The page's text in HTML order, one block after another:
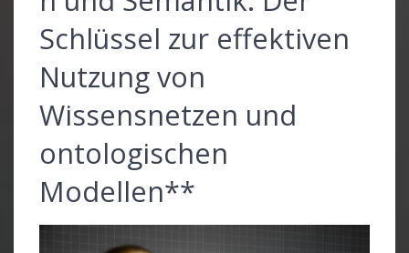
Schlüssel zur effektiven
Nutzung von
Wissensnetzen und
ontologischen
Modellen**